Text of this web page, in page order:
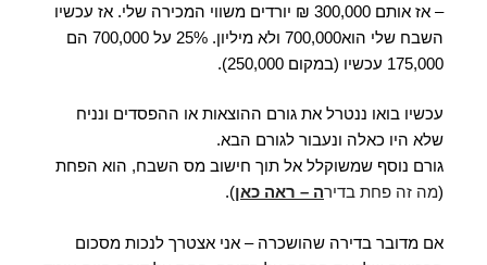
– אז אותם 300,000 ₪ יורדים משווי המכירה שלי. אז עכשיו
השבח שלי הוא700,000 ולא מיליון. 25% על 700,000 הם
175,000 עכשיו (במקום 250,000).
עכשיו בואו ננטרל את גורם ההוצאות או ההפסדים ונניח
שלא היו כאלה ונעבור לגורם הבא.
גורם נוסף שמשוקלל אל תוך חישוב מס השבח, הוא הפחת
(מה זה פחת בדירה – ראה כאן).
אם מדובר בדירה שהושכרה – אני אצטרך לנכות מסכום